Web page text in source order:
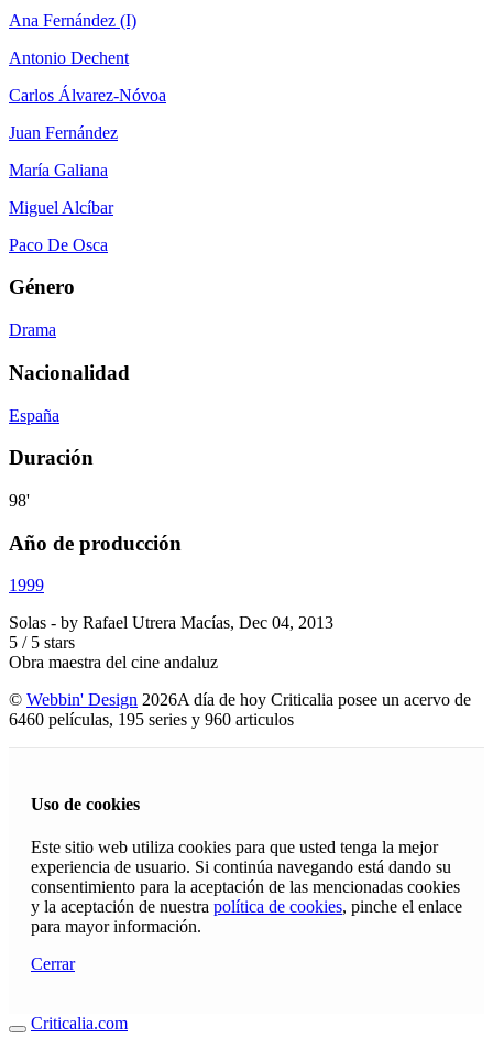
Ana Fernández (I)
Antonio Dechent
Carlos Álvarez-Nóvoa
Juan Fernández
María Galiana
Miguel Alcíbar
Paco De Osca
Género
Drama
Nacionalidad
España
Duración
98'
Año de producción
1999
Solas - by Rafael Utrera Macías, Dec 04, 2013
5 / 5 stars
Obra maestra del cine andaluz
© Webbin' Design 2026A día de hoy Criticalia posee un acervo de
6460 películas, 195 series y 960 articulos
Uso de cookies
Este sitio web utiliza cookies para que usted tenga la mejor
experiencia de usuario. Si continúa navegando está dando su
consentimiento para la aceptación de las mencionadas cookies
y la aceptación de nuestra política de cookies, pinche el enlace
para mayor información.
Cerrar
Criticalia.com